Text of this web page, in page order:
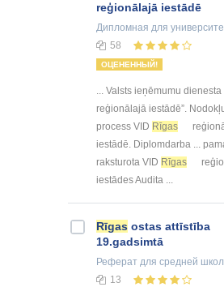
reģionālajā iestādē
Дипломная для
58
ОЦЕНЕННЫЙ!
... Valsts ieņēmumu dienesta
reģionālajā iestādē”.
process VID Rīgas
iestādē. Diplomdarba ...
raksturota VID Rīgas
iestādes Audita ...
Rīgas ostas attīstība
19.gadsimtā
Реферат для средней
13